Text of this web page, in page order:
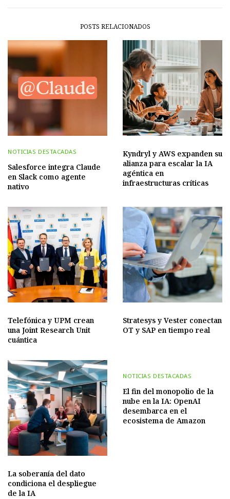
POSTS RELACIONADOS
NOTICIAS DESTACADAS
Salesforce integra Claude
en Slack como agente
nativo
Kyndryl y AWS expanden su
alianza para escalar la IA
agéntica en
infraestructuras críticas
Telefónica y UPM crean
una Joint Research Unit
cuántica
Stratesys y Vester conectan
OT y SAP en tiempo real
La soberanía del dato
condiciona el despliegue
de la IA
NOTICIAS DESTACADAS
El fin del monopolio de la
nube en la IA: OpenAI
desembarca en el
ecosistema de Amazon